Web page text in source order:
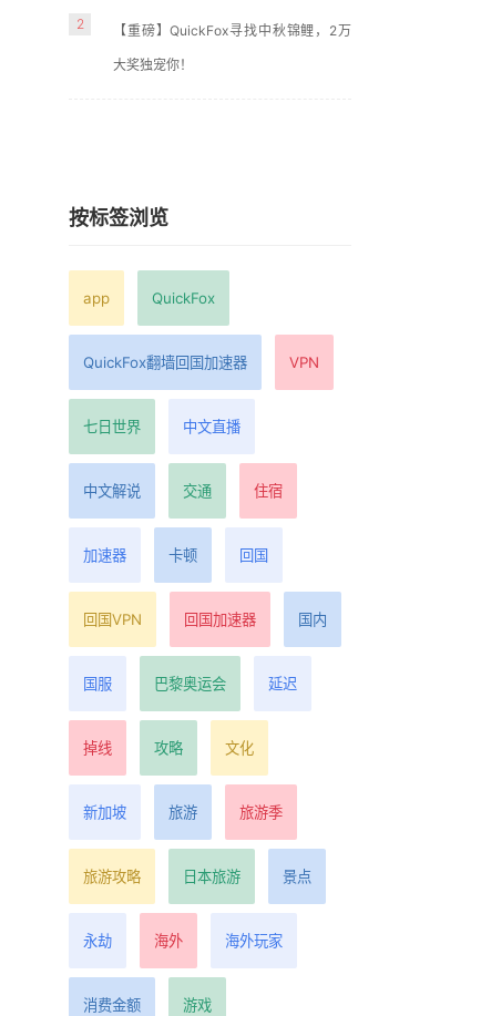
2 【重磅】QuickFox寻找中秋锦鲤，2万
大奖独宠你！
按标签浏览
app QuickFox
QuickFox翻墙回国加速器 VPN
七日世界 中文直播
中文解说 交通 住宿
加速器 卡顿 回国
回国VPN 回国加速器 国内
国服 巴黎奥运会 延迟
掉线 攻略 文化
新加坡 旅游 旅游季
旅游攻略 日本旅游 景点
永劫 海外 海外玩家
消费金额 游戏